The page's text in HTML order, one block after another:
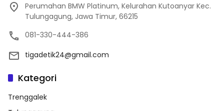
Perumahan BMW Platinum, Kelurahan Kutoanyar Kec.
Tulungagung, Jawa Timur, 66215
081-330-444-386
tigadetik24@gmail.com
Kategori
Trenggalek